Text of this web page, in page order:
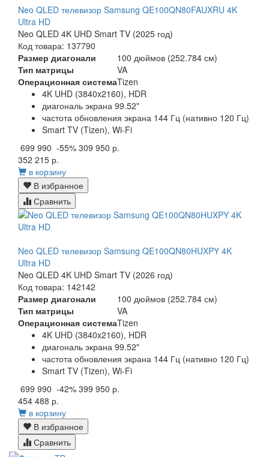
Neo QLED телевизор Samsung QE100QN80FAUXRU 4K
Ultra HD
Neo QLED 4K UHD Smart TV (2025 год)
Код товара: 137790
Размер диагонали
100 дюймов (252.784 см)
Тип матрицы
VA
Операционная системаTizen
4K UHD (3840x2160), HDR
диагональ экрана 99.52"
частота обновления экрана 144 Гц (нативно 120 Гц)
Smart TV (Tizen), Wi-Fi
699 990 -55% 309 950 р.
352 215 р.
в корзину
В избранное
Сравнить
Neo QLED телевизор Samsung QE100QN80HUXPY 4K
Ultra HD
Neo QLED 4K UHD Smart TV (2026 год)
Код товара: 142142
Размер диагонали
100 дюймов (252.784 см)
Тип матрицы
VA
Операционная системаTizen
4K UHD (3840x2160), HDR
диагональ экрана 99.52"
частота обновления экрана 144 Гц (нативно 120 Гц)
Smart TV (Tizen), Wi-Fi
699 990 -42% 399 950 р.
454 488 р.
в корзину
В избранное
Сравнить